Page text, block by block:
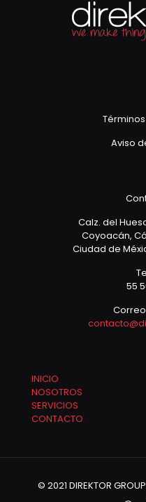
Aviso
Calz. del
Coyoacán,
Ciudad de
55
INICIO
NOSOTROS
SERVICIOS
CONTACTO
© 2021 DIREKTOR